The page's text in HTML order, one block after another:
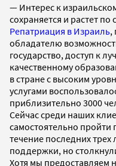
— Интерес к
сохраняется и растет
Репатриация в Израиль,
обладателю
государство, доступ к
качественному
в стране с высоким
услугами
приблизительно 3000
Сейчас среди наших
самостоятельно пройти
течение последних трех
поддержки, но
Хотя мы предоставляем